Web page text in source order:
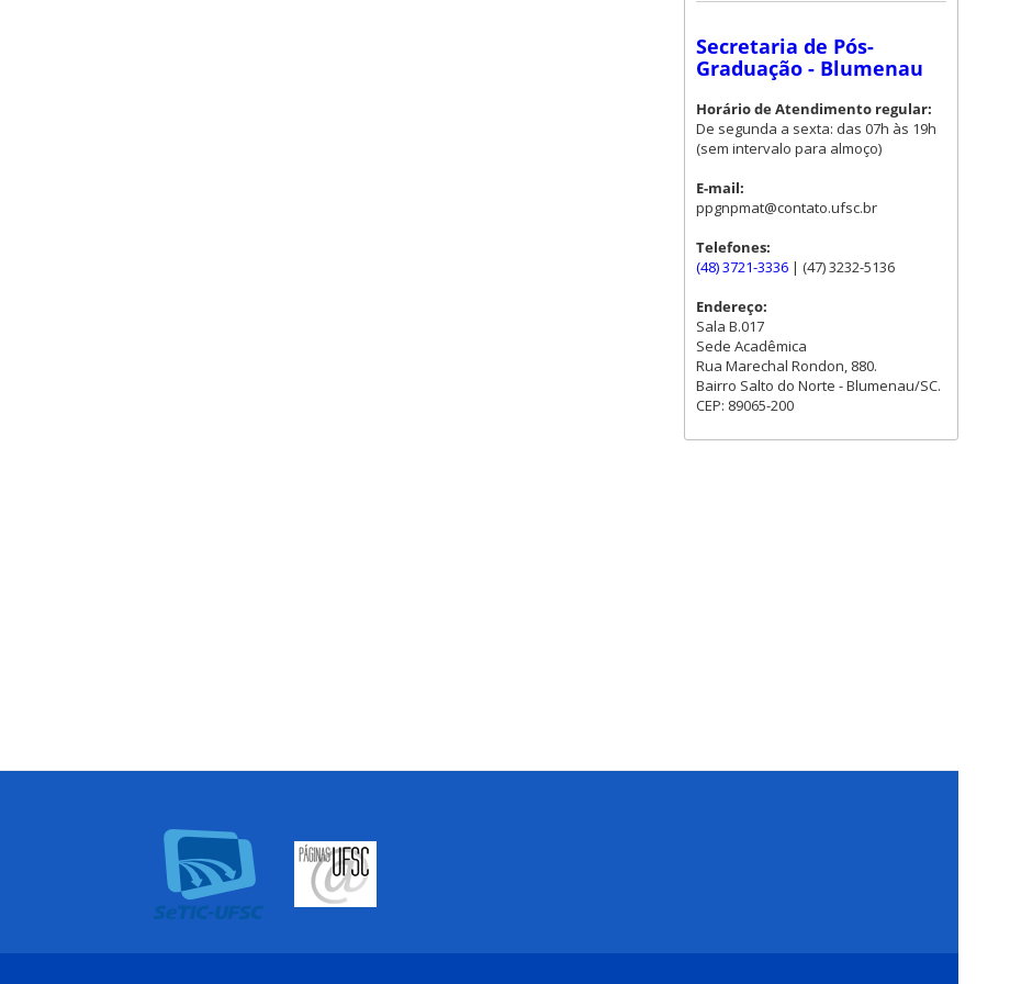
Secretaria de Pós-
Graduação - Blumenau
Horário de Atendimento regular:
De segunda a sexta: das 07h às 19h
(sem intervalo para almoço)
E-mail:
ppgnpmat@contato.ufsc.br
Telefones:
(48) 3721-3336 | (47) 3232-5136
Endereço:
Sala B.017
Sede Acadêmica
Rua Marechal Rondon, 880.
Bairro Salto do Norte - Blumenau/SC.
CEP: 89065-200